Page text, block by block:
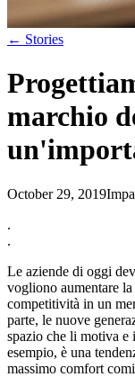
← Stories
marchio
October 29, 2019
.
.
Le aziende di oggi
vogliono aumentare
competitività in un
parte, le nuove
spazio che li motiva e
esempio, è una
massimo comfort